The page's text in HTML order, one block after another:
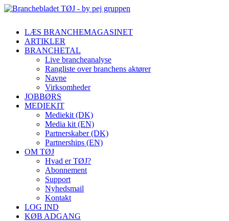
LÆS BRANCHEMAGASINET
ARTIKLER
BRANCHETAL
Live brancheanalyse
Rangliste over branchens aktører
Navne
Virksomheder
JOBBØRS
MEDIEKIT
Mediekit (DK)
Media kit (EN)
Partnerskaber (DK)
Partnerships (EN)
OM TØJ
Hvad er TØJ?
Abonnement
Support
Nyhedsmail
Kontakt
LOG IND
KØB ADGANG